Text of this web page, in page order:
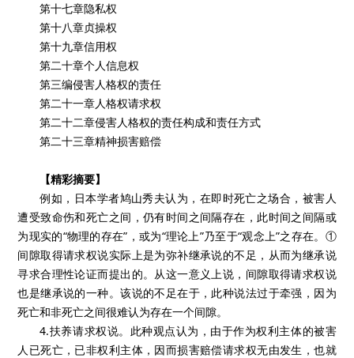
第十七章隐私权
第十八章贞操权
第十九章信用权
第二十章个人信息权
第三编侵害人格权的责任
第二十一章人格权请求权
第二十二章侵害人格权的责任构成和责任方式
第二十三章精神损害赔偿
【精彩摘要】
例如，日本学者鸠山秀夫认为，在即时死亡之场合，被害人
遭受致命伤和死亡之间，仍有时间之间隔存在，此时间之间隔或
为现实的“物理的存在”，或为“理论上”乃至于“观念上”之存在。①
间隙取得请求权说实际上是为弥补继承说的不足，从而为继承说
寻求合理性论证而提出的。从这一意义上说，间隙取得请求权说
也是继承说的一种。该说的不足在于，此种说法过于牵强，因为
死亡和非死亡之间很难认为存在一个间隙。
4.扶养请求权说。此种观点认为，由于作为权利主体的被害
人已死亡，已非权利主体，因而损害赔偿请求权无由发生，也就